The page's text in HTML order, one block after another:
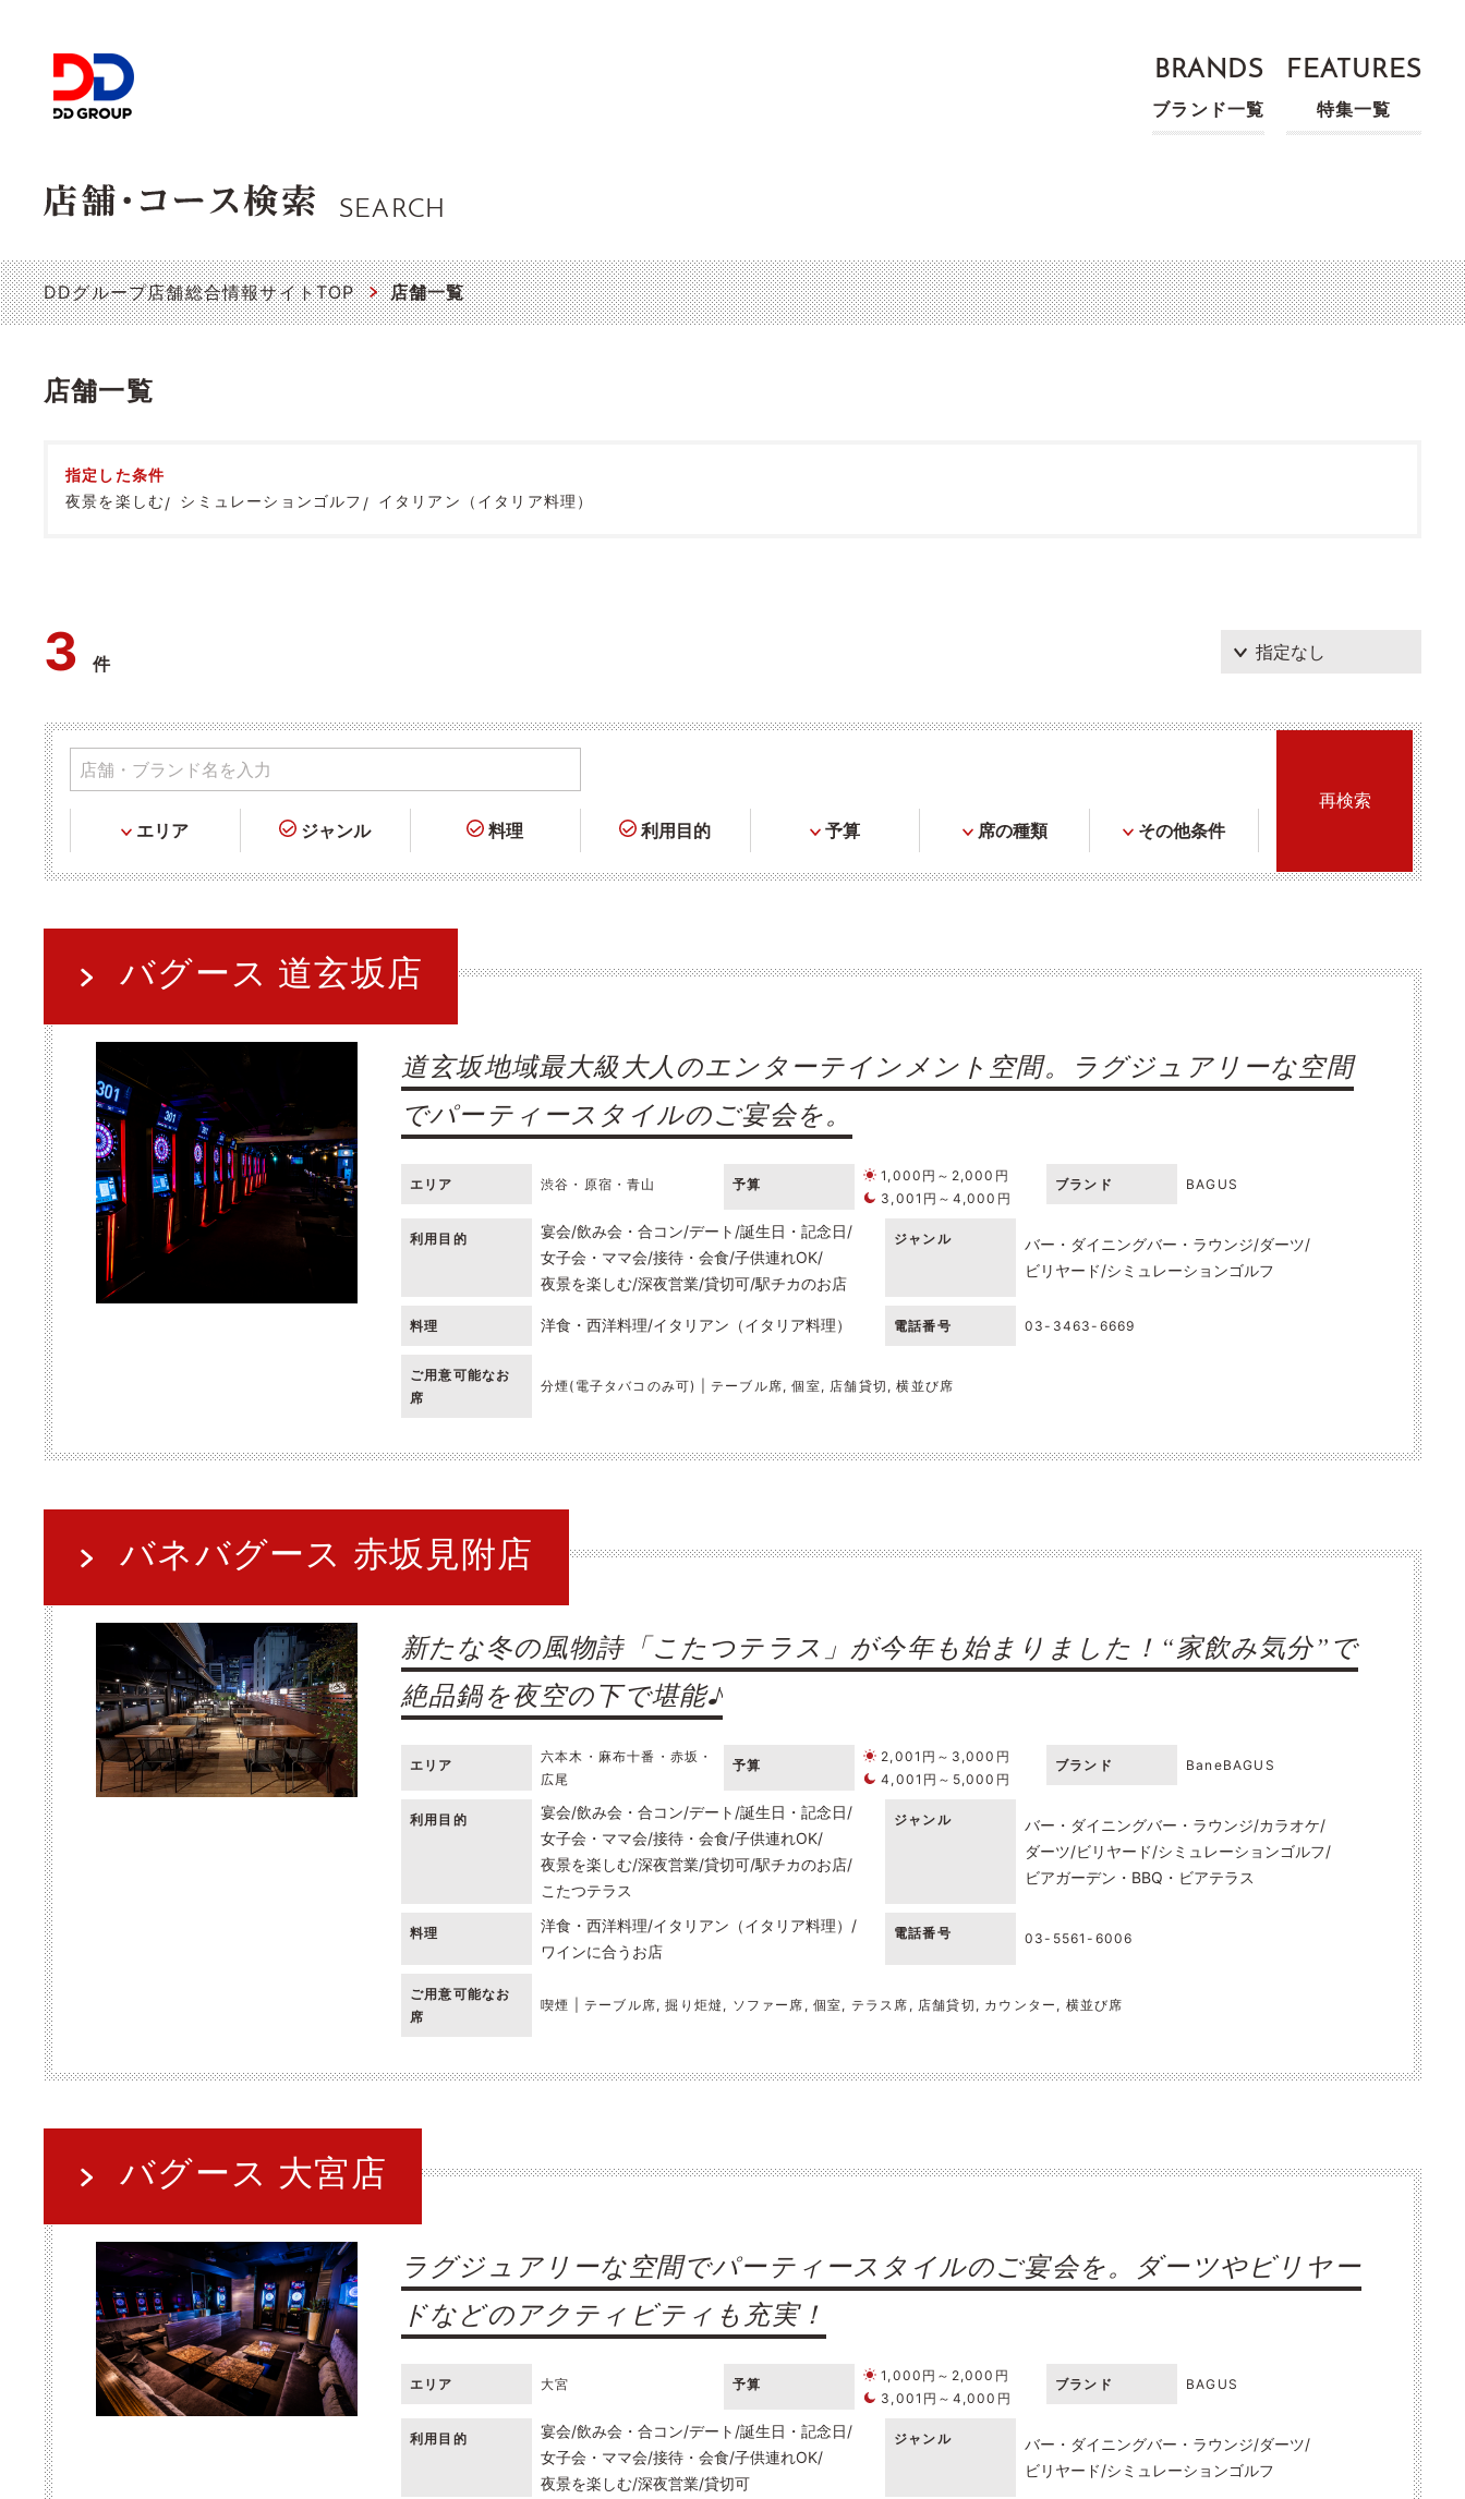
BRANDS
ブランド一覧
FEATURES
特集一覧
SEARCH
DDグループ店舗総合情報サイトTOP 店舗一覧
店舗一覧
指定した条件
夜景を楽しむ
シミュレーションゴルフ イタリアン（イタリア料理）
3件
エリア ジャンル 料理 利用目的 予算 席の種類 その他条件
バグース 道玄坂店
道玄坂地域最大級大人のエンターテインメント空間。ラグジュアリーな空間
でパーティースタイルのご宴会を。
エリア 渋谷・原宿・青山 予算
1,000円～2,000円
3,001円～4,000円
ブランド BAGUS
利用目的 宴会 飲み会・合コン デート 誕生日・記念日
女子会・ママ会 接待・会食 子供連れOK
夜景を楽しむ 深夜営業 貸切可 駅チカのお店
ジャンル バー・ダイニングバー・ラウンジ ダーツ
ビリヤード シミュレーションゴルフ
料理 洋食・西洋料理 イタリアン（イタリア料理） 電話番号 03-3463-6669
ご用意可能なお
席
分煙(電子タバコのみ可) | テーブル席, 個室, 店舗貸切, 横並び席
バネバグース 赤坂見附店
新たな冬の風物詩「こたつテラス」が今年も始まりました！“家飲み気分”で
絶品鍋を夜空の下で堪能♪
エリア
六本木・麻布十番・赤坂・
広尾
予算
2,001円～3,000円
4,001円～5,000円
ブランド BaneBAGUS
利用目的 宴会 飲み会・合コン デート 誕生日・記念日
女子会・ママ会 接待・会食 子供連れOK
夜景を楽しむ 深夜営業 貸切可 駅チカのお店
こたつテラス
ジャンル バー・ダイニングバー・ラウンジ カラオケ
ダーツ ビリヤード シミュレーションゴルフ
ビアガーデン・BBQ・ビアテラス
料理 洋食・西洋料理 イタリアン（イタリア料理）
ワインに合うお店
電話番号 03-5561-6006
ご用意可能なお
席
喫煙 | テーブル席, 掘り炬燵, ソファー席, 個室, テラス席, 店舗貸切, カウンター, 横並び席
バグース 大宮店
ラグジュアリーな空間でパーティースタイルのご宴会を。ダーツやビリヤー
ドなどのアクティビティも充実！
エリア 大宮 予算
1,000円～2,000円
3,001円～4,000円
ブランド BAGUS
利用目的 宴会 飲み会・合コン デート 誕生日・記念日
女子会・ママ会 接待・会食 子供連れOK
夜景を楽しむ 深夜営業 貸切可
ジャンル バー・ダイニングバー・ラウンジ ダーツ
ビリヤード シミュレーションゴルフ